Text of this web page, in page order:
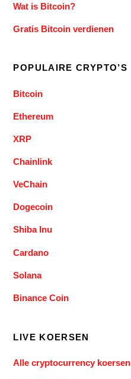
Wat is Bitcoin?
Gratis Bitcoin verdienen
POPULAIRE CRYPTO’S
Bitcoin
Ethereum
XRP
Chainlink
VeChain
Dogecoin
Shiba Inu
Cardano
Solana
Binance Coin
LIVE KOERSEN
Alle cryptocurrency koersen